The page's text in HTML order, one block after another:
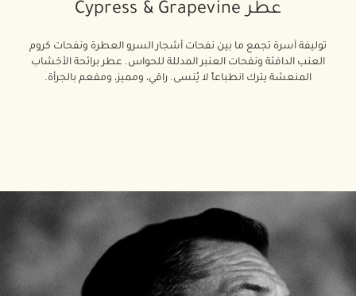
عطر Cypress & Grapevine
توليفة آسرة تجمع ما بين نفحات أشجار السرو العطرة ونفحات كروم
العنب الدافئة ونفحات العنبر المدللة للحواس. عطر برائحة الأخشاب
المنعشة يترك انطباعاً لا يُنسى. راقي، ومميز، ومفعم بالجرأة.